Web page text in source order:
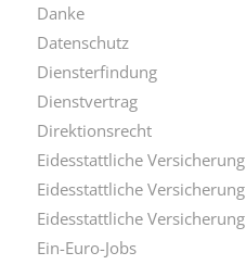
Danke
Datenschutz
Diensterfindung
Dienstvertrag
Direktionsrecht
Eidesstattliche Versicherung
Eidesstattliche Versicherung
Eidesstattliche Versicherung
Ein-Euro-Jobs